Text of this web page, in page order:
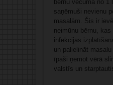
bērnu vecumā no 1
saņēmuši nevienu
masalām. Šis ir
neimūnu bērnu,
infekcijas
un palielināt
īpaši ņemot vērā
valstīs un